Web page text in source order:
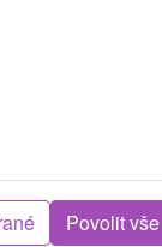
Povolit vše